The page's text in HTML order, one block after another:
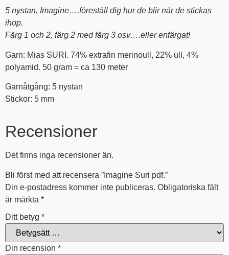
5 nystan. Imagine….föreställ dig hur de blir när de stickas
ihop.
Färg 1 och 2, färg 2 med färg 3 osv….eller enfärgat!
Garn: Mias SURI. 74% extrafin merinoull, 22% ull, 4%
polyamid. 50 gram = ca 130 meter
Garnåtgång: 5 nystan
Stickor: 5 mm
Recensioner
Det finns inga recensioner än.
Bli först med att recensera ”Imagine Suri pdf.”
Din e-postadress kommer inte publiceras. Obligatoriska fält
är märkta *
Ditt betyg *
Din recension *